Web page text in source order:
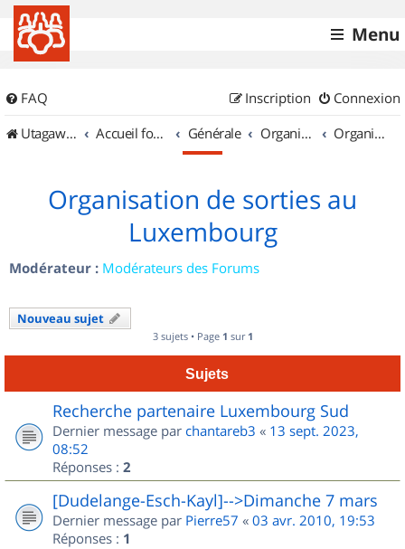
Menu
FAQ Connexion
Inscription
UtagawaVTT (Randos VTT et VTTAE avec traces GPS)
Accueil forum Générale Organisation de sorties & Recherche de partenaires Organisation de sorties au Luxembourg
Organisation de sorties au
Luxembourg
Modérateur : Modérateurs des Forums
Nouveau sujet
3 sujets • Page 1 sur 1
Sujets
Recherche partenaire Luxembourg Sud
Dernier message par chantareb3 « 13 sept. 2023,
08:52
Réponses : 2
[Dudelange-Esch-Kayl]-->Dimanche 7 mars
Dernier message par Pierre57 « 03 avr. 2010, 19:53
Réponses : 1